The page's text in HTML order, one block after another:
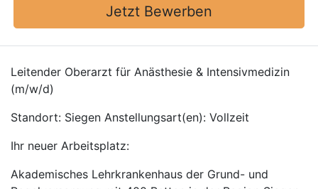
Jetzt Bewerben
Leitender Oberarzt für Anästhesie & Intensivmedizin
(m/w/d)
Standort: Siegen Anstellungsart(en): Vollzeit
Ihr neuer Arbeitsplatz:
Akademisches Lehrkrankenhaus der Grund- und